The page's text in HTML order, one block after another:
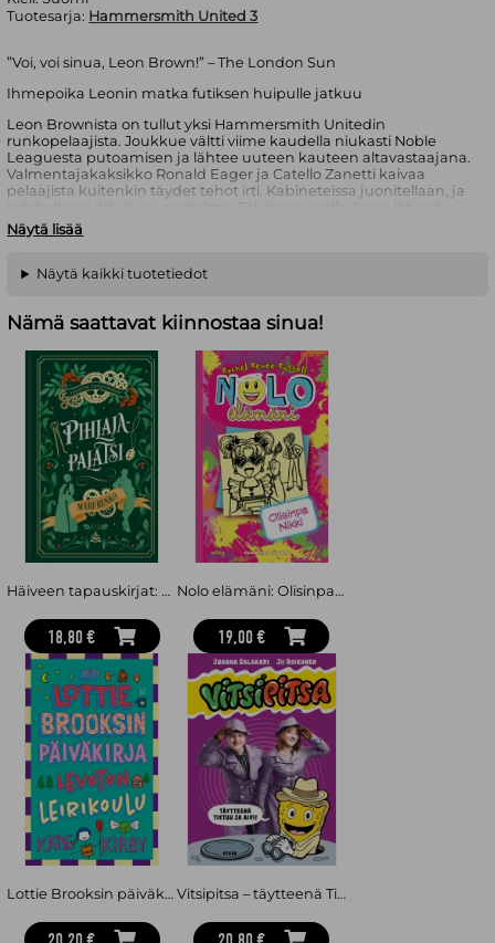
Tuotesarja: Hammersmith United 3
”Voi, voi sinua, Leon Brown!” – The London Sun
Ihmepoika Leonin matka futiksen huipulle jatkuu
Leon Brownista on tullut yksi Hammersmith Unitedin
runkopelaajista. Joukkue vältti viime kaudella niukasti Noble
Leaguesta putoamisen ja lähtee uuteen kauteen altavastaajana.
Valmentajakaksikko Ronald Eager ja Catello Zanetti kaivaa
pelaajista kuitenkin täydet tehot irti. Kabineteissa juonitellaan, ja
äitinsä kanssa ja kerää tiedonmurusia menneisyydestään.
Kauden lopussa moni asia on aivan eri tavalla kuin Leon on
Jukka Behmin nuortenromaani on viimeinen osa Hammersmith
Ihmepoika Leon(2023) oli lasten- ja nuortenkirjallisuuden
Enkelin nyrkkiilmestyi vuonna 2024. Sarja on kiinnostava
kurkistus futismaailman kulisseihin. Taidokkaasti kirjoitettu
tarina, mielenkiintoiset henkilöhahmot ja hauska pilke rivien
välissä imaisevat lukijan mukaansa ensi riveiltä alkaen.
Jalkapallokiemuroiden taustalta paljastuu nuoruuden tärkeitä
teemoja, kuten itsenäistymistä, kilpailua, ystävyyttä,
epäonnistumisen pelkoa ja näyttämisen halua.
Jukka Behmon kouvolalainen kirjailija ja toimittaja. Hänen
nuortenromaaninsa
Pehmolelutyttö(2017) sekä
(2023) olivat lasten- ja nuortenkirjallisuuden Finlandia-
ehdokkaina.Ihmepoika Leonvoitti Topelius-palkinnon ja sai
suitsutusta kaikenikäisiltä lukijoilta. Behmin romaani
yksikään joka häneen uskoo(2018) oli Nuori Aleksis -
palkintoehdokkaana. Behmin romaanien käännösoikeuksia on
myyty useisiin maihin.
Näytä lisää
Näytä kaikki tuotetiedot
Nämä saattavat kiinnostaa sinua!
Häiveen tapauskirjat: Pihlajapalatsi
18,80 €
Nolo elämäni: Olisinpa Nikki
19,00 €
Lottie Brooksin päiväkirja: Levoton leirikoulu Vitsipitsa – täytteenä Tixtuu ja Aivi